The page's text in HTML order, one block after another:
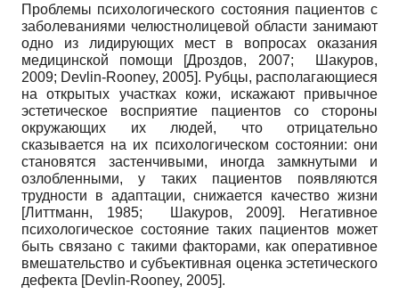
Проблемы психологического состояния пациентов с
заболеваниями челюстно­лицевой области занимают
одно из лидирующих мест в вопросах оказания
медицинской помощи [Дроздов, 2007;
Шакуров,
2009; Devlin-Rooney, 2005]. Рубцы, располагающиеся
на открытых участках кожи, искажают привычное
эстетическое восприятие пациентов со стороны
окружающих их людей, что отрицательно
сказывается на их психологическом состоянии: они
становятся застенчивыми, иногда замкнутыми и
озлобленными, у таких пациентов появляются
трудности в адаптации, снижается качество жизни
[Литтманн, 1985; Шакуров, 2009]. Негативное
психологическое состояние таких пациентов может
быть связано с такими факторами, как оперативное
вмешательство и субъективная оценка эстетического
дефекта [Devlin-Rooney, 2005].